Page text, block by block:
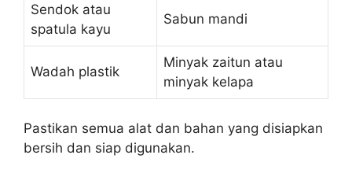
Sendok atau
spatula kayu
Sabun mandi
Wadah plastik
Minyak zaitun atau
minyak kelapa
Pastikan semua alat dan bahan yang disiapkan
bersih dan siap digunakan.